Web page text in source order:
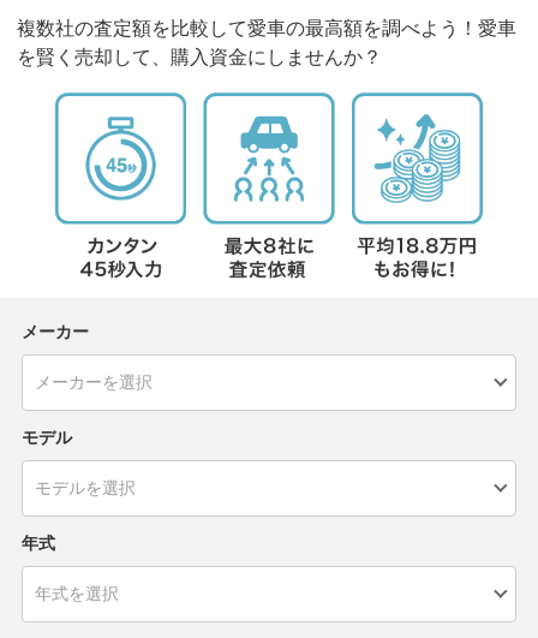
複数社の査定額を比較して愛車の最高額を調べよう！愛車
を賢く売却して、購入資金にしませんか？
メーカー
モデル
年式